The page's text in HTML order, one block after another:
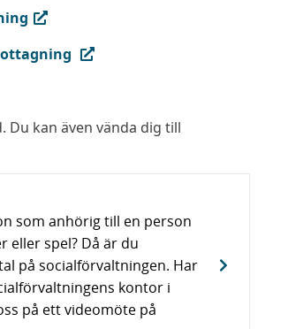
kan även vända dig till
som anhörig till en person
eller spel? Då är du
på socialförvaltningen. Har
kontor i
på ett videomöte på